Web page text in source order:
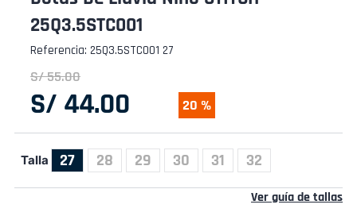
25Q3.5STC001
Referencia: 25Q3.5STC001 27
S/55.00
S/ 44.00 20 %
Talla 27 28 29 30 31 32
Ver guía de tallas